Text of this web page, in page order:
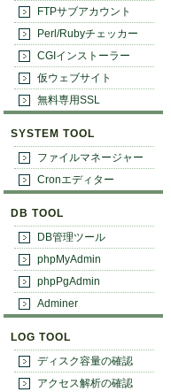
FTPサブアカウント
Perl/Rubyチェッカー
CGIインストーラー
仮ウェブサイト
無料専用SSL
SYSTEM TOOL
ファイルマネージャー
Cronエディター
DB TOOL
DB管理ツール
phpMyAdmin
phpPgAdmin
Adminer
LOG TOOL
ディスク容量の確認
アクセス解析の確認